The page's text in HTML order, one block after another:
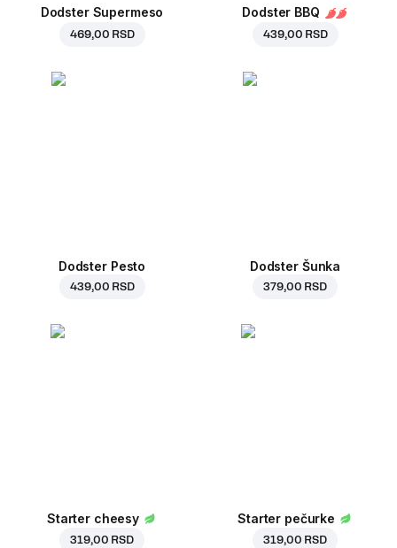
Dodster Supermeso
469,00 RSD
Dodster BBQ
439,00 RSD
Dodster Pesto
439,00 RSD
Dodster Šunka
379,00 RSD
Starter cheesy
319,00 RSD
Starter pečurke
319,00 RSD